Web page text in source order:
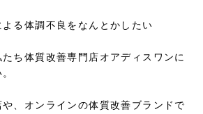
よる体調不良をなんとかしたい
ち体質改善専門店オアディスワンに
、オンラインの体質改善ブランドで